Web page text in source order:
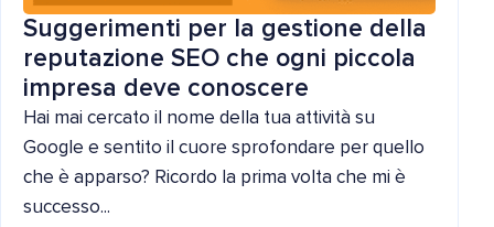
Suggerimenti per la gestione della
reputazione SEO che ogni piccola
impresa deve conoscere
Hai mai cercato il nome della tua attività su
Google e sentito il cuore sprofondare per quello
che è apparso? Ricordo la prima volta che mi è
successo...